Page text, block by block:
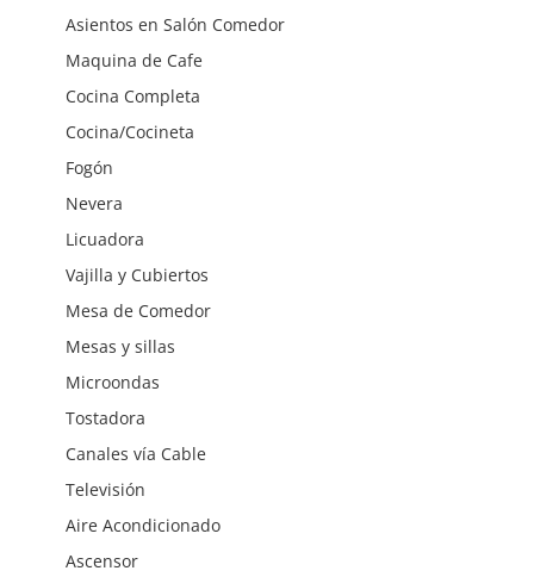
Asientos en Salón Comedor
Maquina de Cafe
Cocina Completa
Cocina/Cocineta
Fogón
Nevera
Licuadora
Vajilla y Cubiertos
Mesa de Comedor
Mesas y sillas
Microondas
Tostadora
Canales vía Cable
Televisión
Aire Acondicionado
Ascensor